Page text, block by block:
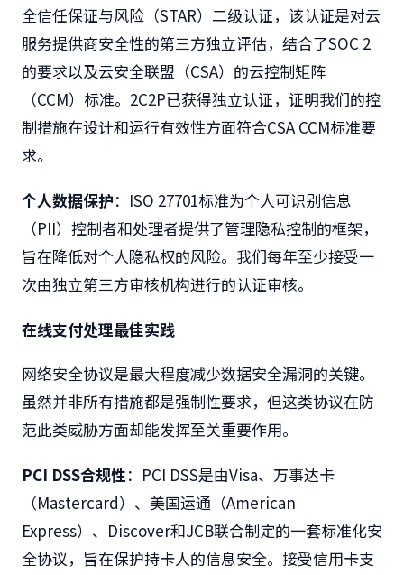
全信任保证与风险（STAR）二级认证，该认证是对云
服务提供商安全性的第三方独立评估，结合了SOC 2
的要求以及云安全联盟（CSA）的云控制矩阵
（CCM）标准。2C2P已获得独立认证，证明我们的控
制措施在设计和运行有效性方面符合CSA CCM标准要
求。
个人数据保护：I​SO 27701标准为个人可识别信息
（PII）控制者和处理者提供了管理隐私控制的框架，
旨在降低对个人隐私权的风险。我们每年至少接受一
次由独立第三方审核机构进行的认证审核。
在线支付处理最佳实践
网络安全协议是最大程度减少数据安全漏洞的关键。
虽然并非所有措施都是强制性要求，但这类协议在防
范此类威胁方面却能发挥至关重要作用。
PCI DSS合规性：PCI DSS是由Visa、万事达卡
（Mastercard）、美国运通（American
Express）、 Discover和JCB联合制定的一套标准化安
全协议，旨在保护持卡人的信息安全。接受信用卡支